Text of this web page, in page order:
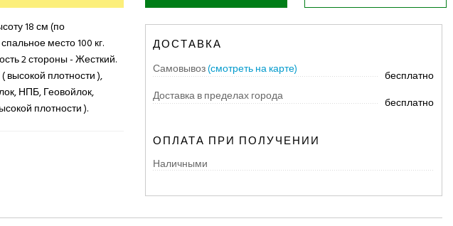
18 см (по
место 100 кг.
2 стороны - Жесткий.
плотности ),
НПБ, Геовойлок,
плотности ).
ДОСТАВКА
Самовывоз(смотреть на карте)
бесплатно
Доставка в пределах города
бесплатно
ОПЛАТА ПРИ ПОЛУЧЕНИИ
Наличными